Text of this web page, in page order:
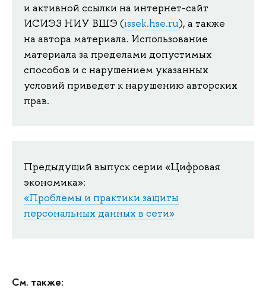
и активной ссылки на интернет-сайт
ИСИЭЗ НИУ ВШЭ (issek.hse.ru), а также
на автора материала. Использование
материала за пределами допустимых
способов и с нарушением указанных
условий приведет к нарушению авторских
прав.
Предыдущий выпуск серии «Цифровая
экономика»:
«Проблемы и практики защиты
персональных данных в сети»
См. также: